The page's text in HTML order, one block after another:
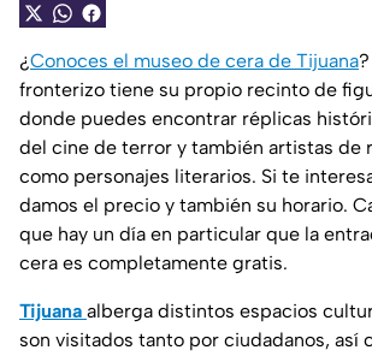
¿Conoces el museo de cera de Tijuana
fronterizo tiene su propio recinto de
donde puedes encontrar réplicas
del cine de terror y también artistas de
como personajes literarios. Si te
damos el precio y también su horario.
que hay un día en particular que la
cera es completamente gratis.
Tijuana alberga distintos espacios
son visitados tanto por ciudadanos, así